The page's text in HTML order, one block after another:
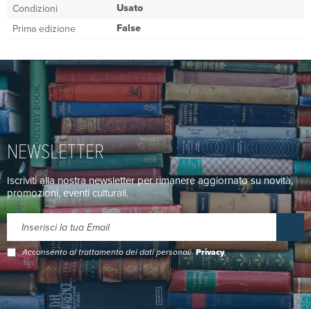
Condizioni Usato
Prima edizione False
NEWSLETTER
Iscriviti alla nostra newsletter per rimanere aggiornato su novità,
promozioni, eventi culturali.
Acconsento al trattamento dei dati personali.Privacy